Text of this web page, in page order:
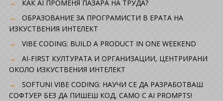
КАК AI ПРОМЕНЯ ПАЗАРА НА ТРУДА?
ОБРАЗОВАНИЕ ЗА ПРОГРАМИСТИ В ЕРАТА НА
ИЗКУСТВЕНИЯ ИНТЕЛЕКТ
VIBE CODING: BUILD A PRODUCT IN ONE WEEKEND
AI-FIRST КУЛТУРАТА И ОРГАНИЗАЦИИ, ЦЕНТРИРАНИ
ОКОЛО ИЗКУСТВЕНИЯ ИНТЕЛЕКТ
SOFTUNI VIBE CODING: НАУЧИ СЕ ДА РАЗРАБОТВАШ
СОФТУЕР БЕЗ ДА ПИШЕШ КОД, САМО С AI PROMPTS!